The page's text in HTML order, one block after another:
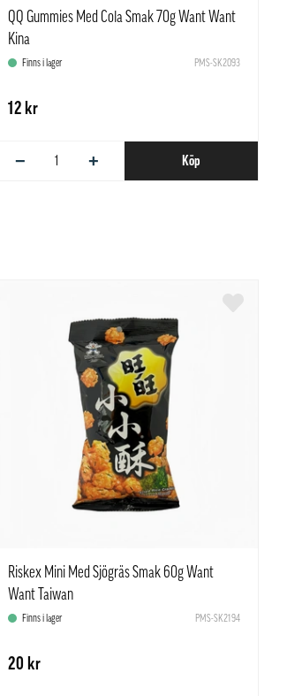
QQ Gummies Med Cola Smak 70g Want Want
Kina
Finns i lager PMS-SK2093
12 kr
− + Köp
Riskex Mini Med Sjögräs Smak 60g Want
Want Taiwan
Finns i lager PMS-SK2194
20 kr